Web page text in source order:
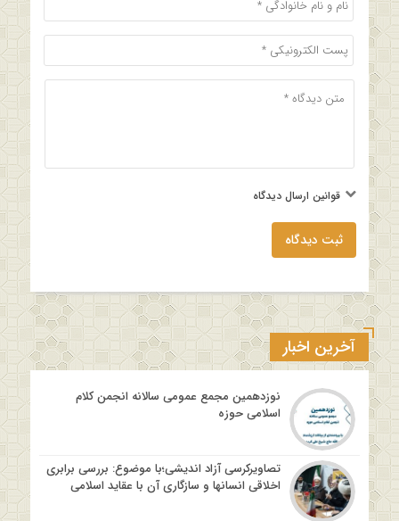
قوانین ارسال دیدگاه
ثبت دیدگاه
آخرین اخبار
نوزدهمین مجمع عمومی سالانه انجمن کلام
اسلامی حوزه
تصاویرکرسی آزاد اندیشی؛با موضوع: بررسی برابری
اخلاقی انسانها و سازگاری آن با عقاید اسلامی